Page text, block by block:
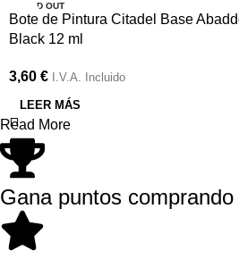
SOLD OUT
Bote de Pintura Citadel Base
Black 12 ml
3,60 € I.V.A. Incluido
LEER MÁS
Read More
Gana puntos comprando